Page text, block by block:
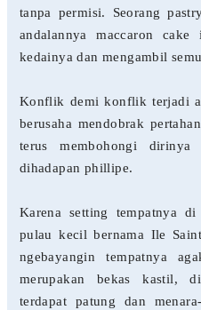
tanpa permisi. Seorang
andalannya maccaron
kedainya dan mengambil
Konflik demi konflik terjadi
berusaha mendobrak
terus membohongi
dihadapan phillipe.
Karena setting tempatnya
pulau kecil bernama Ile
ngebayangin tempatnya
merupakan bekas kastil,
terdapat patung dan